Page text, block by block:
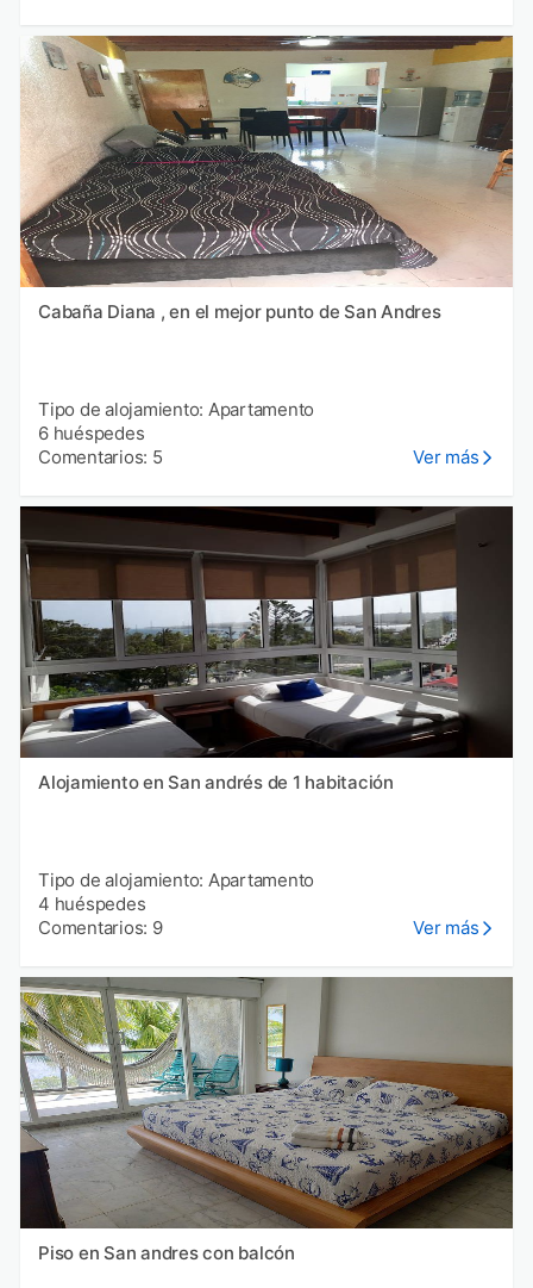
Cabaña Diana , en el mejor punto de San Andres
Tipo de alojamiento: Apartamento
6 huéspedes
Comentarios: 5
Ver más
Alojamiento en San andrés de 1 habitación
Tipo de alojamiento: Apartamento
4 huéspedes
Comentarios: 9
Ver más
Piso en San andres con balcón